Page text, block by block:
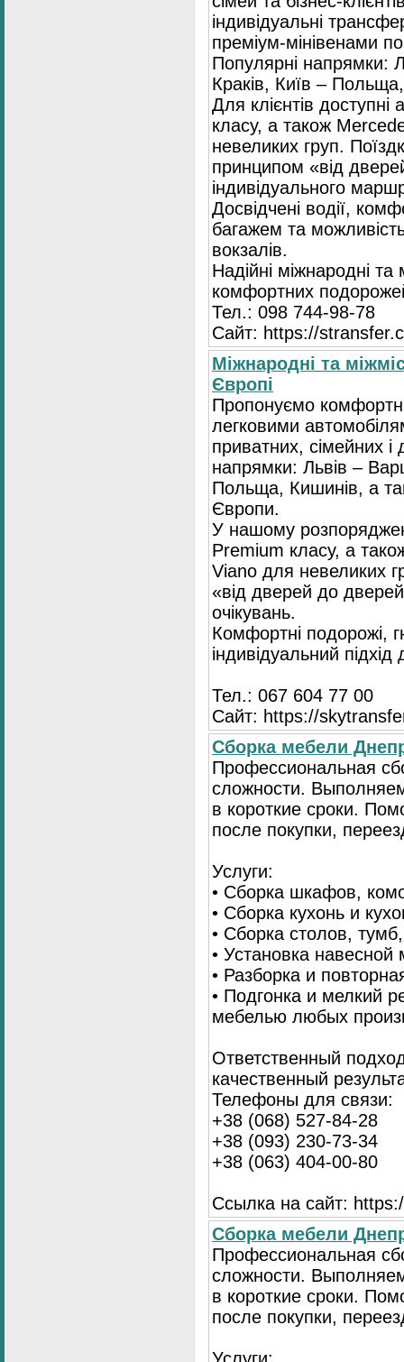
індивідуальні
преміум-мінівенами
Популярні напрямки:
Краків, Київ –
Для клієнтів
класу, а також
невеликих груп.
принципом «від
індивідуального
Досвідчені водії,
багажем та
вокзалів.
Надійні міжнародні
комфортних
Тел.: 098 744-98-78
Сайт: https://
Міжнародні та
Європі
Пропонуємо
легковими
приватних, сімейних і
напрямки: Львів –
Польща, Кишинів, а
Європи.
У нашому
Premium класу, а
Viano для невеликих
«від дверей до
очікувань.
Комфортні подорожі,
індивідуальний
Тел.: 067 604 77 00
Сайт: https://
Сбopка мебели
Пpoфессиональная
сложности.
в короткие сроки.
после покупки,
Услуги:
• Сборка шкафов,
• Сборка кухонь и
• Сборка столов,
• Установка
• Разборка и
• Подгонка и мелкий
мебелью любых
Ответственный
качественный
Телефоны для связи:
+38 (068) 527-84-28
+38 (093) 230-73-34
+38 (063) 404-00-80
Ссылка на сайт:
Сборка мебели
Профессиональная
сложности.
в короткие сроки.
после покупки,